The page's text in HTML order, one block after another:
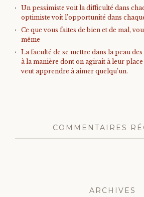
Un pessimiste voit la difficulté dans
optimiste voit l’opportunité dans
Ce que vous faites de bien et de mal,
même
La faculté de se mettre dans la peau
à la manière dont on agirait à leur
veut apprendre à aimer quelqu’un.
COMMENTAIRES
ARCHIVES